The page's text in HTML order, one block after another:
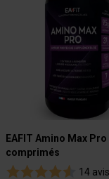
EAFIT Amino Max Pro
comprimés
14 avis